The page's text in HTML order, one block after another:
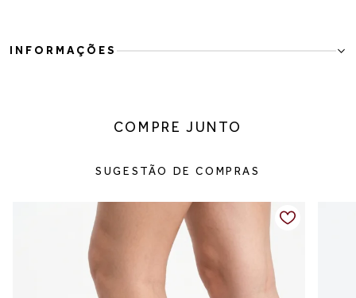
INFORMAÇÕES
pequenos pontos metálicos dourados adicionam um toque
conforto ao caminhar.
COMPRE JUNTO
SUGESTÃO DE COMPRAS